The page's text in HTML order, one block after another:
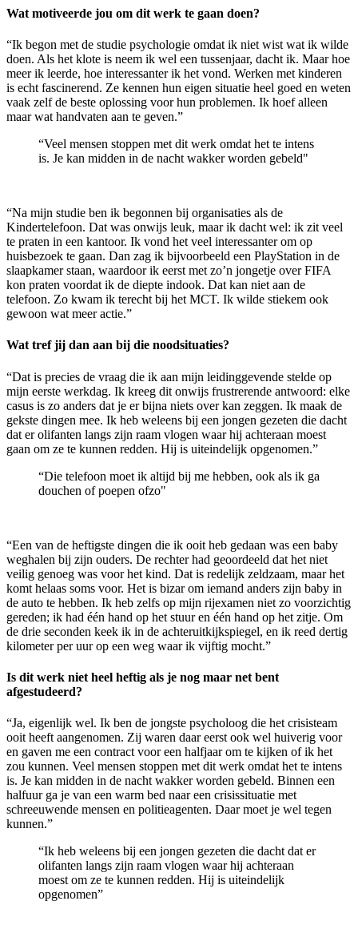
Wat motiveerde jou om dit werk te gaan doen?
“Ik begon met de studie psychologie omdat ik niet wist wat ik wilde
doen. Als het klote is neem ik wel een tussenjaar, dacht ik. Maar hoe
meer ik leerde, hoe interessanter ik het vond. Werken met kinderen
is echt fascinerend. Ze kennen hun eigen situatie heel goed en weten
vaak zelf de beste oplossing voor hun problemen. Ik hoef alleen
maar wat handvaten aan te geven.”
“Veel mensen stoppen met dit werk omdat het te intens
is. Je kan midden in de nacht wakker worden gebeld"
“Na mijn studie ben ik begonnen bij organisaties als de
Kindertelefoon. Dat was onwijs leuk, maar ik dacht wel: ik zit veel
te praten in een kantoor. Ik vond het veel interessanter om op
huisbezoek te gaan. Dan zag ik bijvoorbeeld een PlayStation in de
slaapkamer staan, waardoor ik eerst met zo’n jongetje over FIFA
kon praten voordat ik de diepte indook. Dat kan niet aan de
telefoon. Zo kwam ik terecht bij het MCT. Ik wilde stiekem ook
gewoon wat meer actie.”
Wat tref jij dan aan bij die noodsituaties?
“Dat is precies de vraag die ik aan mijn leidinggevende stelde op
mijn eerste werkdag. Ik kreeg dit onwijs frustrerende antwoord: elke
casus is zo anders dat je er bijna niets over kan zeggen. Ik maak de
gekste dingen mee. Ik heb weleens bij een jongen gezeten die dacht
dat er olifanten langs zijn raam vlogen waar hij achteraan moest
gaan om ze te kunnen redden. Hij is uiteindelijk opgenomen.”
“Die telefoon moet ik altijd bij me hebben, ook als ik ga
douchen of poepen ofzo"
“Een van de heftigste dingen die ik ooit heb gedaan was een baby
weghalen bij zijn ouders. De rechter had geoordeeld dat het niet
veilig genoeg was voor het kind. Dat is redelijk zeldzaam, maar het
komt helaas soms voor. Het is bizar om iemand anders zijn baby in
de auto te hebben. Ik heb zelfs op mijn rijexamen niet zo voorzichtig
gereden; ik had één hand op het stuur en één hand op het zitje. Om
de drie seconden keek ik in de achteruitkijkspiegel, en ik reed dertig
kilometer per uur op een weg waar ik vijftig mocht.”
Is dit werk niet heel heftig als je nog maar net bent
afgestudeerd?
“Ja, eigenlijk wel. Ik ben de jongste psycholoog die het crisisteam
ooit heeft aangenomen. Zij waren daar eerst ook wel huiverig voor
en gaven me een contract voor een halfjaar om te kijken of ik het
zou kunnen. Veel mensen stoppen met dit werk omdat het te intens
is. Je kan midden in de nacht wakker worden gebeld. Binnen een
halfuur ga je van een warm bed naar een crisissituatie met
schreeuwende mensen en politieagenten. Daar moet je wel tegen
kunnen.”
“Ik heb weleens bij een jongen gezeten die dacht dat er
olifanten langs zijn raam vlogen waar hij achteraan
moest om ze te kunnen redden. Hij is uiteindelijk
opgenomen”